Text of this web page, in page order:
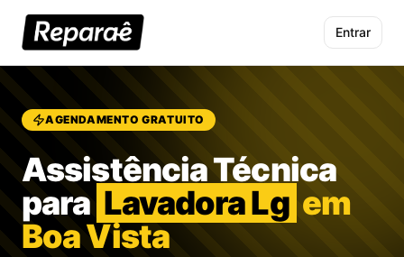
Entrar
AGENDAMENTO GRATUITO
Assistência Técnica
para Lavadora Lg em
Boa Vista